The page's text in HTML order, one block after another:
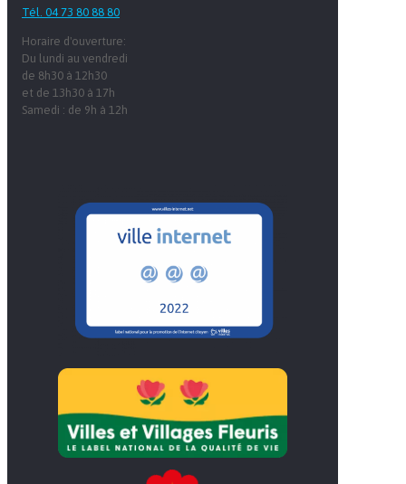
Tél. 04 73 80 88 80
Horaire d'ouverture:
Du lundi au vendredi
de 8h30 à 12h30
et de 13h30 à 17h
Samedi : de 9h à 12h